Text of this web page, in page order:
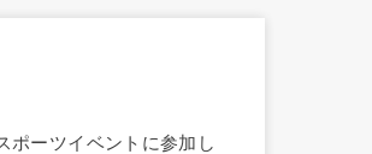
ーツイベントに参加し